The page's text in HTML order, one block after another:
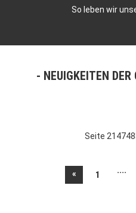
So leben wir
NEUIGKEITEN
Seite
« 1 ....